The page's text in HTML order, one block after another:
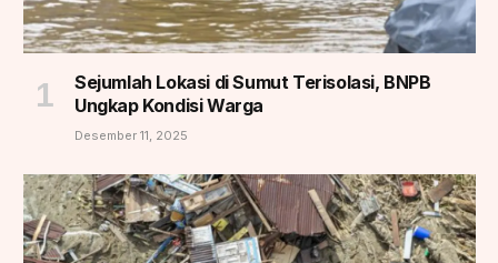
Sejumlah Lokasi di Sumut Terisolasi, BNPB
Ungkap Kondisi Warga
Desember 11, 2025